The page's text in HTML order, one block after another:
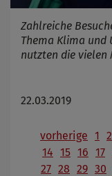
Zahlreiche
Thema Klima
nutzten die vielen
22.03.2019
vorherige 1 2
14 15 16 17
27 28 29 30